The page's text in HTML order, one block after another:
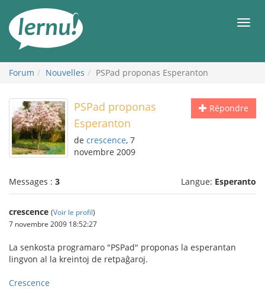
contenu
Forum Nouvelles PSPad proponas Esperanton
Répondre
PSPad proponas
Esperanton
de crescence, 7
novembre 2009
Messages : 3 Langue: Esperanto
crescence (Voir le profil)
7 novembre 2009 18:52:27
La senkosta programaro "PSPad" proponas la esperantan
lingvon al la kreintoj de retpaĝaroj.
Crescence